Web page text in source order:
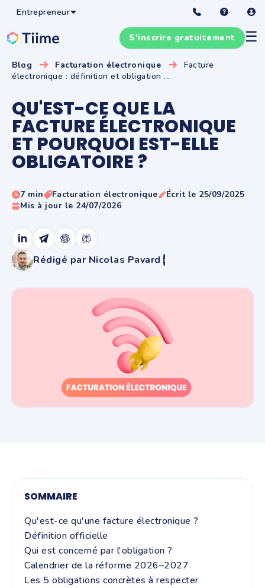
Entrepreneur
☰
S'inscrire gratuitement
Blog Facturation électronique
Facture
électronique : définition et obligation ...
QU'EST-CE QUE LA
FACTURE ÉLECTRONIQUE
ET POURQUOI EST-ELLE
OBLIGATOIRE ?
7 min Facturation électronique
Écrit le 25/09/2025
Mis à jour le 24/07/2026
Rédigé par Nicolas Pavard i
SOMMAIRE
Qu'est-ce qu'une facture électronique ?
Définition officielle
Qui est concerné par l'obligation ?
Calendrier de la réforme 2026–2027
Les 5 obligations concrètes à respecter